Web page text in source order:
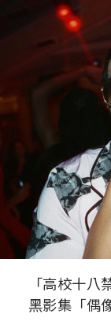
「高校十
黑影集「偶